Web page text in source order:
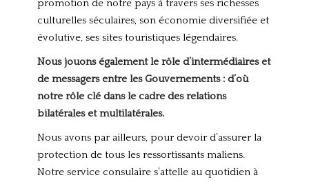
promotion de notre pays à travers ses richesses
culturelles séculaires, son économie diversifiée et
évolutive, ses sites touristiques légendaires.
Nous jouons également le rôle d’intermédiaires et
de messagers entre les Gouvernements : d’où
notre rôle clé dans le cadre des relations
bilatérales et multilatérales.
Nous avons par ailleurs, pour devoir d’assurer la
protection de tous les ressortissants maliens.
Notre service consulaire s’attelle au quotidien à